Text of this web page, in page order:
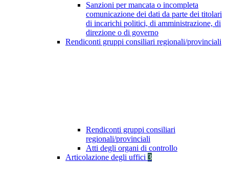
Sanzioni per mancata o incompleta
comunicazione dei dati da parte dei titolari
di incarichi politici, di amministrazione, di
direzione o di governo
Rendiconti gruppi consiliari regionali/provinciali
Rendiconti gruppi consiliari
regionali/provinciali
Atti degli organi di controllo
Articolazione degli uffici 3